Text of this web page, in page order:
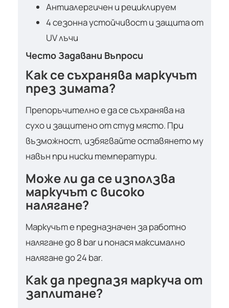
Антиалергичен и рециклируем
4 сезонна устойчивост и защита от
UV лъчи
Често Задавани Въпроси
Как се съхранява маркучът
през зимата?
Препоръчително е да се съхранява на
сухо и защитено от студ място. При
възможност, избягвайте оставянето му
навън при ниски температури.
Може ли да се използва
маркучът с високо
налягане?
Маркучът е предназначен за работно
налягане до 8 bar и понася максимално
налягане до 24 bar.
Как да предпазя маркуча от
заплитане?